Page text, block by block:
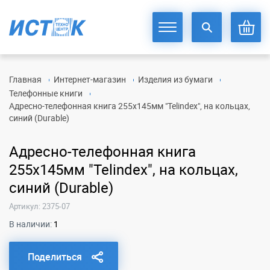
Главная Интернет-магазин
Изделия из бумаги
Телефонные книги
Адресно-телефонная книга 255х145мм "Telindex", на кольцах,
синий (Durable)
Адресно-телефонная книга
255х145мм "Telindex", на кольцах,
синий (Durable)
Артикул: 2375-07
В наличии: 1
Поделиться